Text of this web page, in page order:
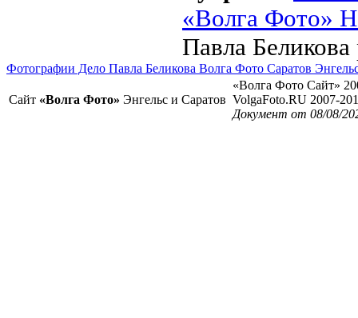
«Волга Фото»
Павла
Фотографии Дело Павла Беликова Волга Фото Саратов
Сайт «Волга Фото» Энгельс и Саратов
«Волга Фото Сайт»
VolgaFoto.RU 2007-
Документ от 08/08/